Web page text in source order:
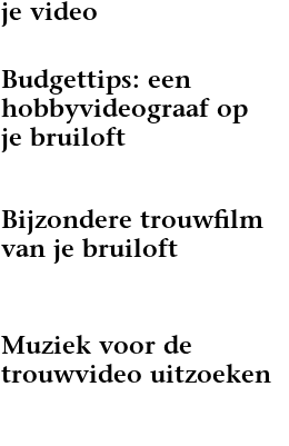
je video
Budgettips: een
hobbyvideograaf op
je bruiloft
Bijzondere trouwfilm
van je bruiloft
Muziek voor de
trouwvideo uitzoeken